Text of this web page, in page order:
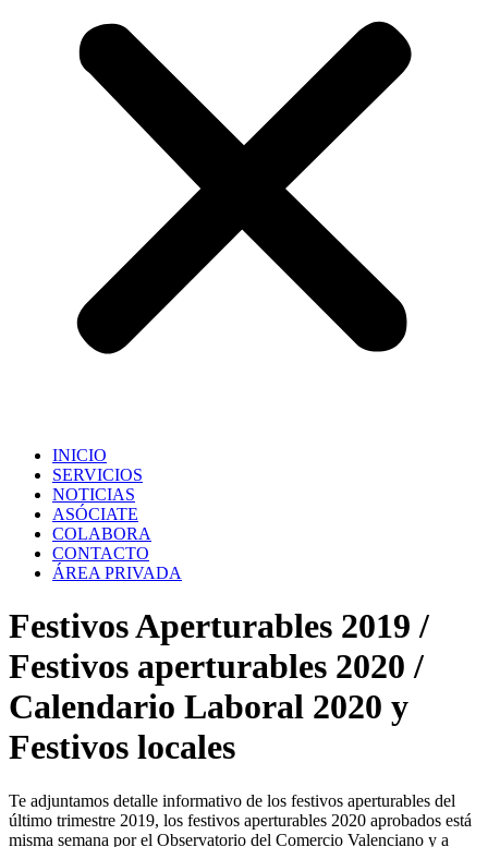
INICIO
SERVICIOS
NOTICIAS
ASÓCIATE
COLABORA
CONTACTO
ÁREA PRIVADA
Festivos Aperturables 2019 /
Festivos aperturables 2020 /
Calendario Laboral 2020 y
Festivos locales
Te adjuntamos detalle informativo de los festivos aperturables del
último trimestre 2019, los festivos aperturables 2020 aprobados está
misma semana por el Observatorio del Comercio Valenciano y a